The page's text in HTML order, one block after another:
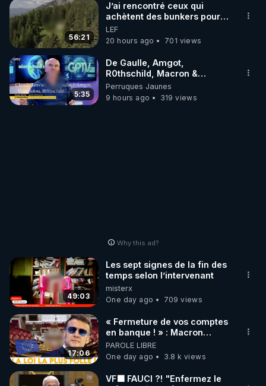
56:21
J’ai rencontré ceux qui
achètent des bunkers pour
survivre à la fin du monde
LEF
20 hours ago
701 views
5:35
De Gaulle, Amgot,
R0thschild, Macron &
Pompidou… Macron Claude
Janvier, GPTV, 18 X 2024
Perruques Jaunes
9 hours ago
319 views
Why this ad?
49:03
Les sept signes de la fin des
temps selon l’intervenant
misterx
One day ago
709 views
17:06
« Fermeture de vos comptes
en banque ! » : Macron
impose une loi folle !
PAROLE LIBRE
One day ago
3.8 k views
VF🟩 FAUCI ?! "Enfermez le